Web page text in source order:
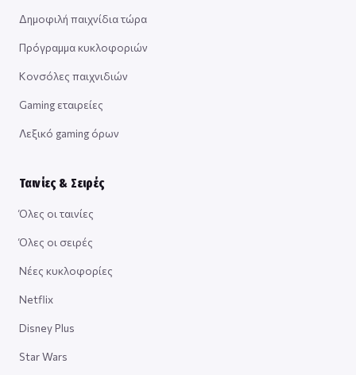
Δημοφιλή παιχνίδια τώρα
Πρόγραμμα κυκλοφοριών
Κονσόλες παιχνιδιών
Gaming εταιρείες
Λεξικό gaming όρων
Ταινίες & Σειρές
Όλες οι ταινίες
Όλες οι σειρές
Νέες κυκλοφορίες
Netflix
Disney Plus
Star Wars